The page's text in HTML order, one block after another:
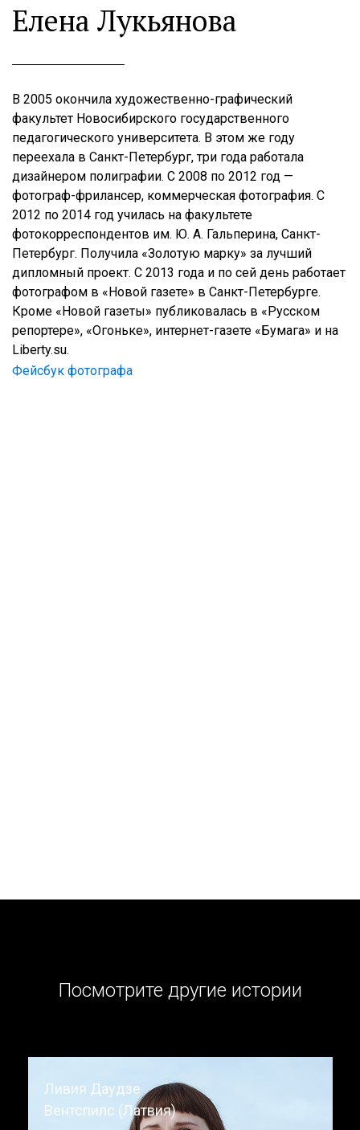
Елена Лукьянова
В 2005 окончила художественно-графический
факультет Новосибирского государственного
педагогического университета. В этом же году
переехала в Санкт-Петербург, три года работала
дизайнером полиграфии. С 2008 по 2012 год —
фотограф-фрилансер, коммерческая фотография. С
2012 по 2014 год училась на факультете
фотокорреспондентов им. Ю. А. Гальперина, Санкт-
Петербург. Получила «Золотую марку» за лучший
дипломный проект. С 2013 года и по сей день работает
фотографом в «Новой газете» в Санкт-Петербурге.
Кроме «Новой газеты» публиковалась в «Русском
репортере», «Огоньке», интернет-газете «Бумага» и на
Liberty.su.
Фейсбук фотографа
Посмотрите другие истории
Ливия Даудзе
Вентспилс (Латвия)